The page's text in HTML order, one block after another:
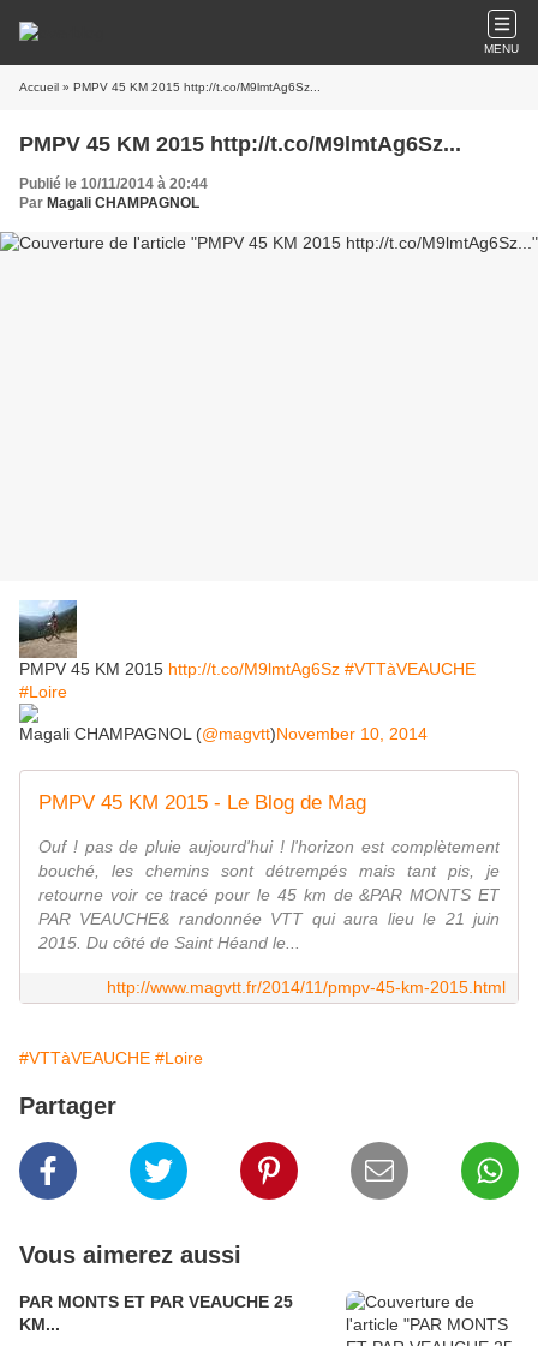
MENU
Accueil » PMPV 45 KM 2015 http://t.co/M9lmtAg6Sz...
PMPV 45 KM 2015 http://t.co/M9lmtAg6Sz...
Publié le 10/11/2014 à 20:44
Par Magali CHAMPAGNOL
PMPV 45 KM 2015 http://t.co/M9lmtAg6Sz #VTTàVEAUCHE
#Loire
Magali CHAMPAGNOL (@magvtt)November 10, 2014
PMPV 45 KM 2015 - Le Blog de Mag
Ouf ! pas de pluie aujourd'hui ! l'horizon est complètement
bouché, les chemins sont détrempés mais tant pis, je
retourne voir ce tracé pour le 45 km de &PAR MONTS ET
PAR VEAUCHE& randonnée VTT qui aura lieu le 21 juin
2015. Du côté de Saint Héand le...
http://www.magvtt.fr/2014/11/pmpv-45-km-2015.html
#VTTàVEAUCHE #Loire
Partager
Vous aimerez aussi
PAR MONTS ET PAR VEAUCHE 25
KM...